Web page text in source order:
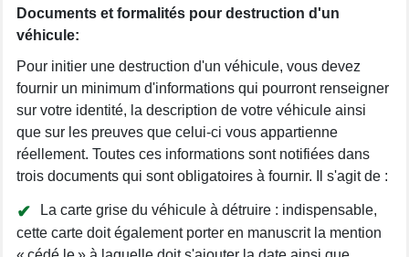
Documents et formalités pour destruction d'un
véhicule:
Pour initier une destruction d'un véhicule, vous devez
fournir un minimum d'informations qui pourront renseigner
sur votre identité, la description de votre véhicule ainsi
que sur les preuves que celui-ci vous appartienne
réellement. Toutes ces informations sont notifiées dans
trois documents qui sont obligatoires à fournir. Il s'agit de :
La carte grise du véhicule à détruire : indispensable,
cette carte doit également porter en manuscrit la mention